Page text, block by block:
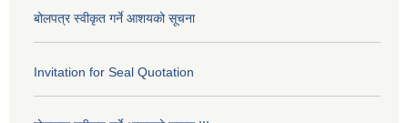
बोलपत्र स्वीकृत गर्ने आशयको सूचना
Invitation for Seal Quotation